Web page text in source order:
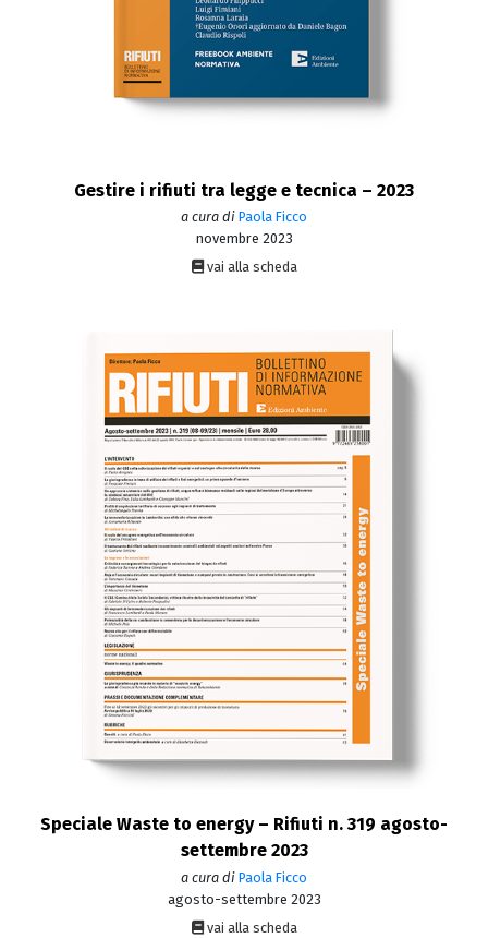
Gestire i rifiuti tra legge e tecnica – 2023
a cura di Paola Ficco
novembre 2023
vai alla scheda
Speciale Waste to energy – Rifiuti n. 319 agosto-
settembre 2023
a cura di Paola Ficco
agosto-settembre 2023
vai alla scheda